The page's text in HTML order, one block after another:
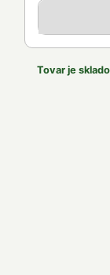
Tovar je